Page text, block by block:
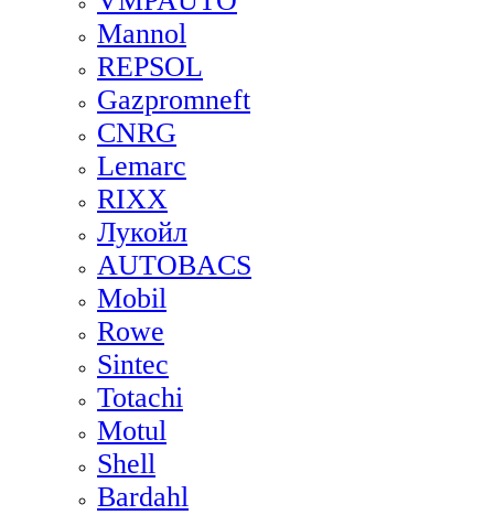
Mannol
REPSOL
Gazpromneft
CNRG
Lemarc
RIXX
Лукойл
AUTOBACS
Mobil
Rowe
Sintec
Totachi
Motul
Shell
Bardahl